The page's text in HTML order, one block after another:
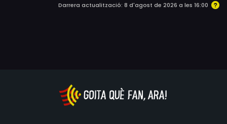
Darrera actualització: 8 d'agost de 2026 a les 16:00